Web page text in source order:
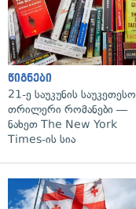
წიგნები
21-ე საუკუნის საუკეთესო
თრილერი რომანები —
ნახეთ The New York
Times-ის სია